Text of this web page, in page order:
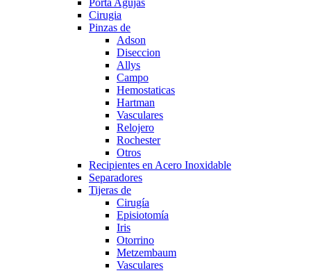
Porta Agujas
Cirugia
Pinzas de
Adson
Diseccion
Allys
Campo
Hemostaticas
Hartman
Vasculares
Relojero
Rochester
Otros
Recipientes en Acero Inoxidable
Separadores
Tijeras de
Cirugía
Episiotomía
Iris
Otorrino
Metzembaum
Vasculares